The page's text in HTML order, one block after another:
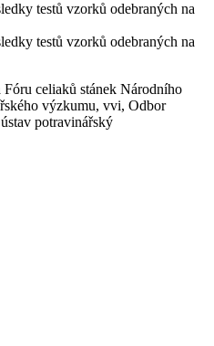
celiaků stánek Národního
výzkumu, vvi, Odbor
potravinářský